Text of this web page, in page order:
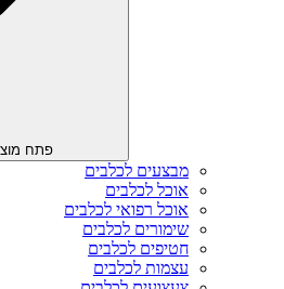
פתח
מבצעים לכלבים
אוכל לכלבים
אוכל רפואי לכלבים
שימורים לכלבים
חטיפים לכלבים
עצמות לכלבים